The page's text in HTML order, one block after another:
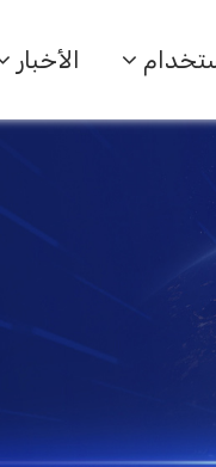
الأخبار